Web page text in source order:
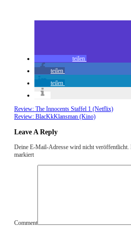
teilen
teilen
teilen
Review: The Innocents Staffel 1 (Netflix)
Review: BlacKkKlansman (Kino)
Leave A Reply
Deine E-Mail-Adresse wird nicht veröffentlicht.
markiert
Comment